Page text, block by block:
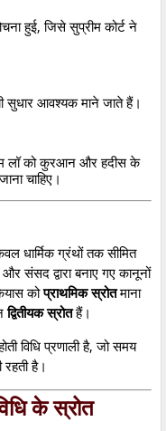
हुई, जिसे सुप्रीम कोर्ट ने
सुधार आवश्यक माने जाते हैं।
लॉ को कुरआन और हदीस के
चाहिए।
धार्मिक ग्रंथों तक सीमित
संसद द्वारा बनाए गए कानूनों
कोप्राथमिक स्रोतमाना
द्वितीयक स्रोतहैं।
विधि प्रणाली है, जो समय
है।
के स्रोत